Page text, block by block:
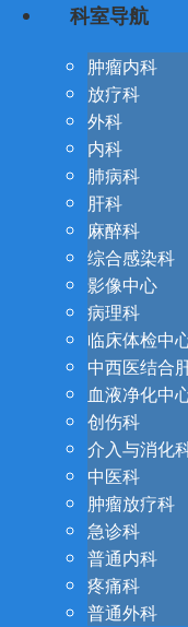
科室导航
肿瘤内科
放疗科
外科
内科
肺病科
肝科
麻醉科
综合感染科
影像中心
病理科
临床体检中
中西医结合
血液净化中
创伤科
介入与消化
中医科
肿瘤放疗科
急诊科
普通内科
疼痛科
普通外科